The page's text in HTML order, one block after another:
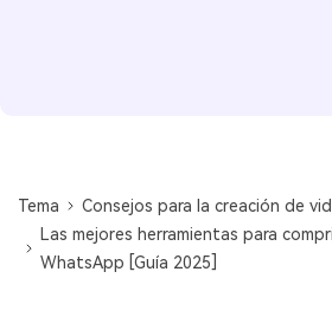
Tema
Consejos para la creación de
Las mejores herramientas para
WhatsApp [Guía 2025]